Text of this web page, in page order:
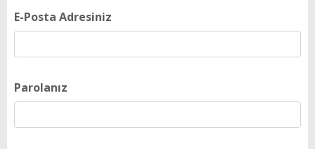
E-Posta Adresiniz
Parolanız